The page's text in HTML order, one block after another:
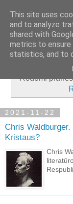
Rodomi
2021-11-22
Chris
Kristaus?
Chris
This site uses
and to analyze
shared with
metrics to ensure
statistics, and to